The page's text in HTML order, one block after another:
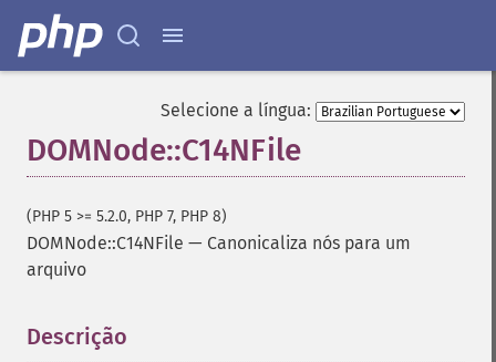
Selecione a língua:
DOMNode::C14NFile
(PHP 5 >= 5.2.0, PHP 7, PHP 8)
DOMNode::C14NFile — Canonicaliza nós para um
arquivo
Descrição